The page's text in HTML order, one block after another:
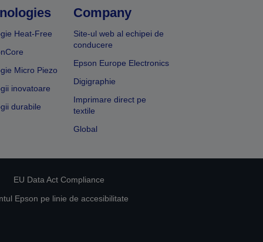
Heat-Free
Micro Piezo
inovatoare
durabile
Company
Site-ul web al echipei de
conducere
Epson Europe Electronics
Digigraphie
Imprimare direct pe
textile
Global
EU Data Act Compliance
Epson pe linie de accesibilitate